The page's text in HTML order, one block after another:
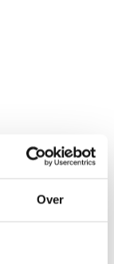
Over